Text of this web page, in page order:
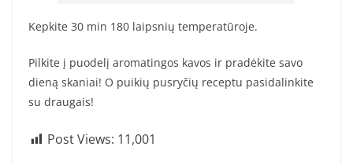
Kepkite 30 min 180 laipsnių temperatūroje.
Pilkite į puodelį aromatingos kavos ir pradėkite savo
dieną skaniai! O puikių pusryčių receptu pasidalinkite
su draugais!
Post Views: 11,001